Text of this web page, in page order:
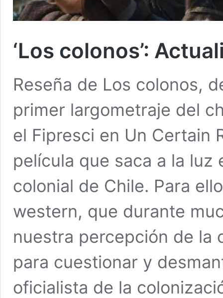
‘Los colonos’:
Reseña de Los colonos,
primer largometraje del
el Fipresci en Un Certain
película que saca a la luz
colonial de Chile. Para
western, que durante
nuestra percepción de la
para cuestionar y
oficialista de la